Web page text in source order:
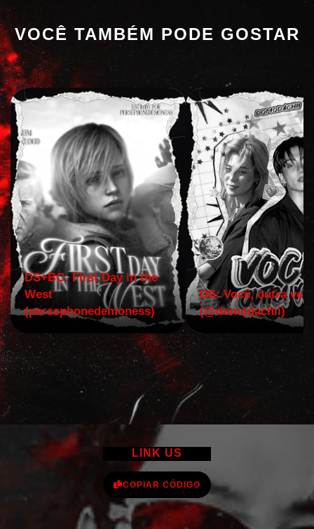
VOCÊ TAMBÉM PODE GOSTAR
DS+BC: First Day in the
West
(persephonedemoness)
DS: Você, outra vez!
(@domodachii)
LINK US
COPIAR CÓDIGO